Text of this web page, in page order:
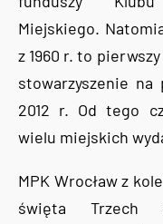
Miejskiego.
z 1960 r. to
stowarzyszenie na
2012 r. Od tego
wielu miejskich
MPK Wrocław z
święta Trzech